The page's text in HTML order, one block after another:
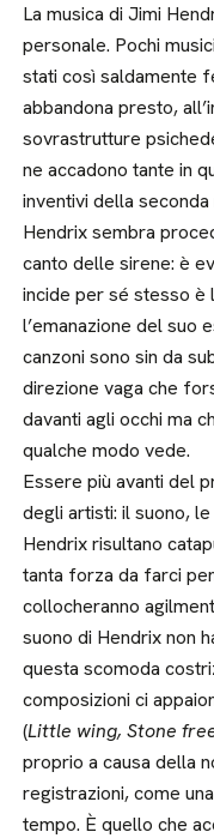
La musica di Jimi
personale. Pochi
stati così saldamente
abbandona presto,
sovrastrutture
ne accadono tante in
inventivi della
Hendrix sembra
canto delle sirene: è
incide per sé stesso è
l’emanazione del suo
canzoni sono sin da
direzione vaga che
davanti agli occhi ma
qualche modo vede.
Essere più avanti del
degli artisti: il suono,
Hendrix risultano
tanta forza da farci
collocheranno
suono di Hendrix non
questa scomoda
composizioni ci
(Little wing, Stone
proprio a causa della
registrazioni, come
tempo. È quello che